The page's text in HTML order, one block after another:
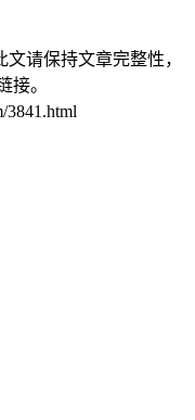
文请保持文章完整性，
接。
3841.html